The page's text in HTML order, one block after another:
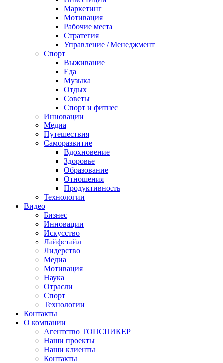
Маркетинг
Мотивация
Рабочие места
Стратегия
Управление / Менеджмент
Спорт
Выживание
Еда
Музыка
Отдых
Советы
Спорт и фитнес
Инновации
Медиа
Путешествия
Саморазвитие
Вдохновение
Здоровье
Образование
Отношения
Продуктивность
Технологии
Видеo
Бизнес
Инновации
Искусство
Лайфстайл
Лидерство
Медиа
Мотивация
Наука
Отрасли
Спорт
Технологии
Контакты
О компании
Агентство ТОПСПИКЕР
Наши проекты
Наши клиенты
Контакты